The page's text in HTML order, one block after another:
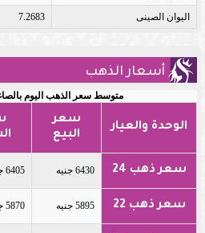
اليوان الصينى 7.2683
أسعار الذهب
متوسط سعر الذهب اليوم
الوحدة والعيار
سعر
البيع
سعر ذهب 24 6430 جنيه 6405 جنيه
سعر ذهب 22 5895 جنيه 5870 جنيه